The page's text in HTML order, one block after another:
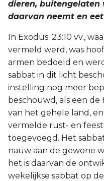
dieren, buitengelaten
daarvan neemt en
In Exodus. 23:10 vv.,
vermeld werd, was
armen bedoeld en
sabbat in dit licht
instelling nog meer
beschouwd, als een
van het gehele land,
vermelde rust- en
toegevoegd. Het
nauw aan de gewone
het is daarvan de
wekelijkse sabbat op